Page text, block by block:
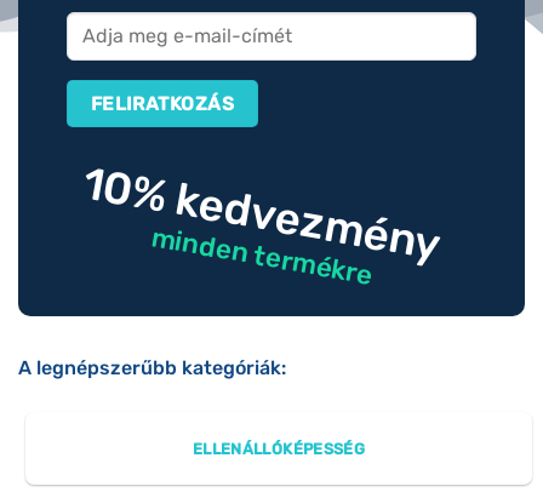
10% kedvezmény
minden termékre
A legnépszerűbb kategóriák:
ELLENÁLLÓKÉPESSÉG